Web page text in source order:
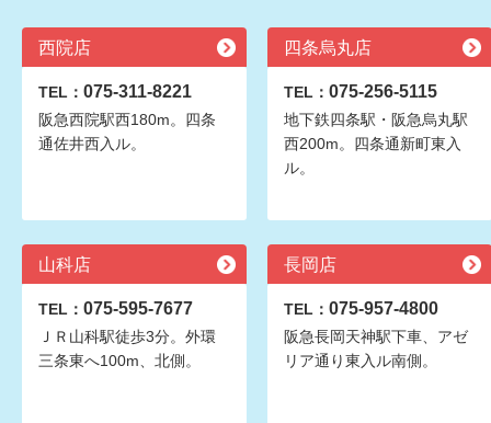
西院店
TEL： 075-311-8221
阪急西院駅西180m。四条
通佐井西入ル。
四条烏丸店
TEL： 075-256-5115
地下鉄四条駅・阪急烏丸駅
西200m。四条通新町東入
ル。
山科店
TEL： 075-595-7677
ＪＲ山科駅徒歩3分。外環
三条東へ100m、北側。
長岡店
TEL： 075-957-4800
阪急長岡天神駅下車、アゼ
リア通り東入ル南側。